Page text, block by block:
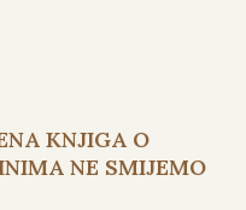
KNJIGA O
NE SMIJEMO